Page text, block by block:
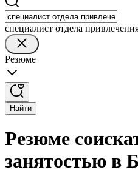
специалист отдела
Резюме
Найти
Резюме
занятостью в